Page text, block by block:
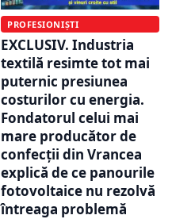
PROFESIONIȘTI
EXCLUSIV. Industria
textilă resimte tot mai
puternic presiunea
costurilor cu energia.
Fondatorul celui mai
mare producător de
confecții din Vrancea
explică de ce panourile
fotovoltaice nu rezolvă
întreaga problemă